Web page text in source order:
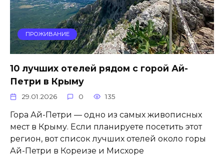
ПРОЖИВАНИЕ
10 лучших отелей рядом с горой Ай-
Петри в Крыму
29.01.2026 0 135
Гора Ай-Петри — одно из самых живописных
мест в Крыму. Если планируете посетить этот
регион, вот список лучших отелей около горы
Ай-Петри в Кореизе и Мисхоре